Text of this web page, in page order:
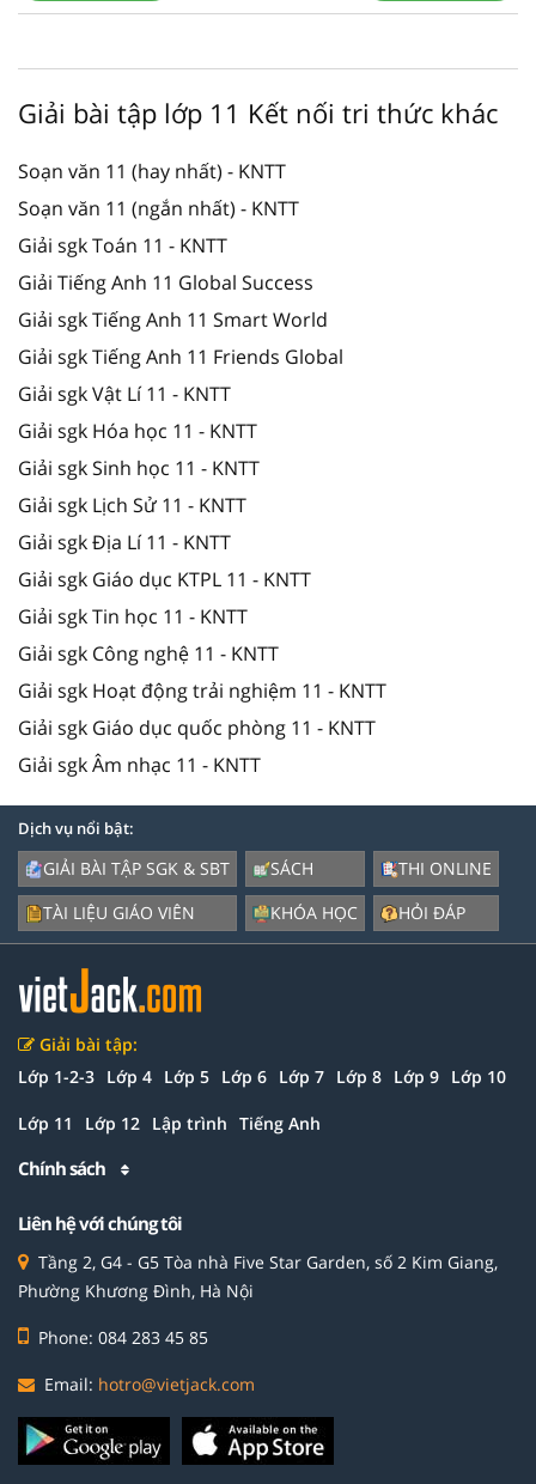
Giải bài tập lớp 11 Kết nối tri thức khác
Soạn văn 11 (hay nhất) - KNTT
Soạn văn 11 (ngắn nhất) - KNTT
Giải sgk Toán 11 - KNTT
Giải Tiếng Anh 11 Global Success
Giải sgk Tiếng Anh 11 Smart World
Giải sgk Tiếng Anh 11 Friends Global
Giải sgk Vật Lí 11 - KNTT
Giải sgk Hóa học 11 - KNTT
Giải sgk Sinh học 11 - KNTT
Giải sgk Lịch Sử 11 - KNTT
Giải sgk Địa Lí 11 - KNTT
Giải sgk Giáo dục KTPL 11 - KNTT
Giải sgk Tin học 11 - KNTT
Giải sgk Công nghệ 11 - KNTT
Giải sgk Hoạt động trải nghiệm 11 - KNTT
Giải sgk Giáo dục quốc phòng 11 - KNTT
Giải sgk Âm nhạc 11 - KNTT
Dịch vụ nổi bật:
GIẢI BÀI TẬP SGK & SBT
TÀI LIỆU GIÁO VIÊN
SÁCH
KHÓA HỌC
THI ONLINE
HỎI ĐÁP
Giải bài tập:
Lớp 1-2-3 Lớp 4 Lớp 5 Lớp 6 Lớp 7 Lớp 8 Lớp 9 Lớp 10
Lớp 11 Lớp 12 Lập trình Tiếng Anh
Chính sách
Liên hệ với chúng tôi
Tầng 2, G4 - G5 Tòa nhà Five Star Garden, số 2 Kim Giang,
Phường Khương Đình, Hà Nội
Phone: 084 283 45 85
Email: hotro@vietjack.com